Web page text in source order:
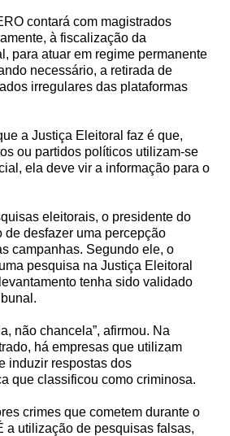
contará com magistrados
à fiscalização da
para atuar em regime permanente
necessário, a retirada de
irregulares das plataformas
a Justiça Eleitoral faz é que,
ou partidos políticos utilizam-se
ela deve vir a informação para o
eleitorais, o presidente do
de desfazer uma percepção
campanhas. Segundo ele, o
pesquisa na Justiça Eleitoral
tenha sido validado
não chancela”, afirmou. Na
há empresas que utilizam
induzir respostas dos
que classificou como criminosa.
crimes que cometem durante o
a utilização de pesquisas falsas,